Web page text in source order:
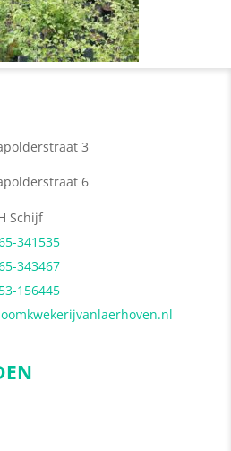
3
6
Schijf
341535
343467
156445